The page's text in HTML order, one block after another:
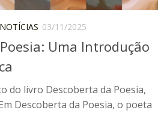
NOTÍCIAS 03/11/2025
Uma Introdução
do livro Descoberta da Poesia,
Descoberta da Poesia, o poeta